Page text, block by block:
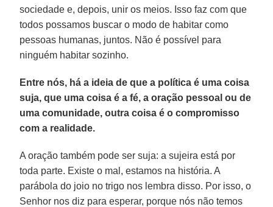
sociedade e, depois, unir os meios. Isso faz com que
todos possamos buscar o modo de habitar como
pessoas humanas, juntos. Não é possível para
ninguém habitar sozinho.
Entre nós, há a ideia de que a política é uma coisa
suja, que uma coisa é a fé, a oração pessoal ou de
uma comunidade, outra coisa é o compromisso
com a realidade.
A oração também pode ser suja: a sujeira está por
toda parte. Existe o mal, estamos na história. A
parábola do joio no trigo nos lembra disso. Por isso, o
Senhor nos diz para esperar, porque nós não temos